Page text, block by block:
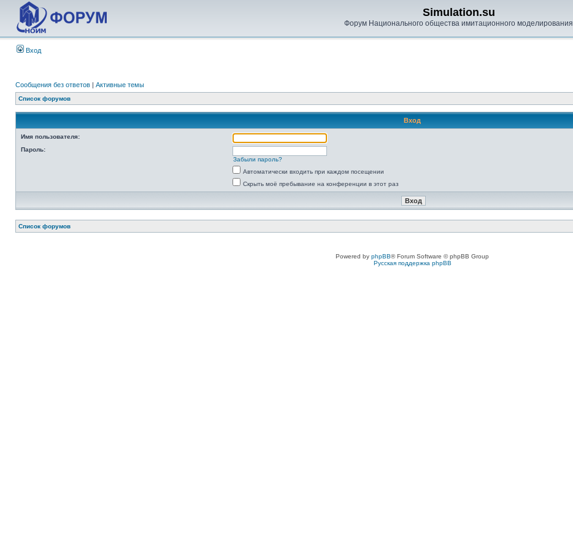
Simulation.su
Форум Национального общества имитационного моделирования
Вход
Сообщения без ответов | Активные темы
Список форумов
Вход
Имя пользователя:
Пароль:
Забыли пароль?
Автоматически входить при каждом посещении
Скрыть моё пребывание на конференции в этот раз
Список форумов
Powered by phpBB® Forum Software © phpBB Group
Русская поддержка phpBB